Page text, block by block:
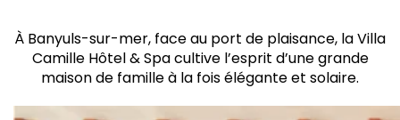
À Banyuls-sur-mer, face au port de plaisance, la Villa
Camille Hôtel & Spa cultive l’esprit d’une grande
maison de famille à la fois élégante et solaire.